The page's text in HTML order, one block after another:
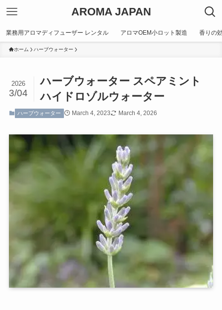
AROMA JAPAN
業務用アロマディフューザー レンタル アロマOEM小ロット製造 香りの
ホーム ハーブウォーター
ハーブウォーター スペアミント
ハイドロゾルウォーター
2026
3/04
ハーブウォーター March 4, 2023 March 4, 2026